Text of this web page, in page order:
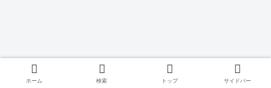
ホーム 検索 トップ サイドバー